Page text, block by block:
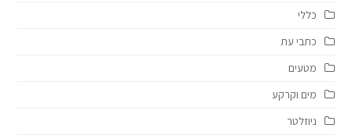
כללי
כתבי עת
מטעים
מים וקרקע
ניוזלטר